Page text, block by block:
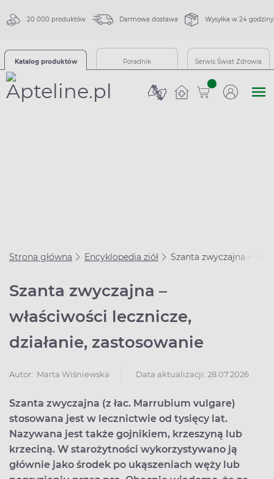
20 000 produktów Darmowa dostawa Wysyłka w 24 godziny
Katalog produktów Poradnik Serwis Świat Zdrowia
sztuk
Strona główna Encyklopedia ziół Szanta zwyczajna –
Szanta zwyczajna –
właściwości lecznicze,
działanie, zastosowanie
Autor: Marta Wiśniewska Data aktualizacji: 28.07.2026
Szanta zwyczajna (z łac. Marrubium vulgare)
stosowana jest w lecznictwie od tysięcy lat.
Nazywana jest także gojnikiem, krzeszyną lub
krzeciną. W starożytności wykorzystywano ją
głównie jako środek po ukąszeniach węży lub